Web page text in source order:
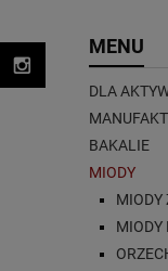
MENU
DLA
BAKALIE
MIODY
MIODY
MIODY